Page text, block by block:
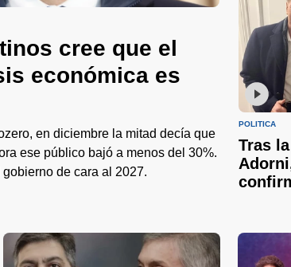
cree que el
económica es
en diciembre la mitad decía que
ese público bajó a menos del 30%.
de cara al 2027.
POLÍTICA
Tras